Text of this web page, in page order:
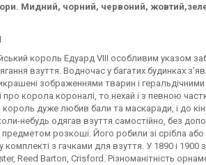
Мидний, чорний, червоний,
король Едуард VIII особливим указом
взуття. Водночас у багатих будинках
зображеннями тварин і
про корола короналі, то нехай і з певною
дуже любив бали та маскаради, і до
небудь одягав взуття самостійно, без
розкоші. Його робили зі срібла
з гачками для взуття. У 1890 і
Reed Barton, Crisford. Різноманітність